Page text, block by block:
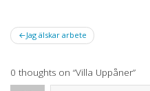
PostJag älskar arbete
0 thoughts on “Villa Uppåner”